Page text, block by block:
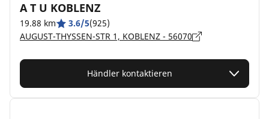
A T U KOBLENZ
19.88 km 3.6/5(925)
AUGUST-THYSSEN-STR 1, KOBLENZ - 56070
Händler kontaktieren